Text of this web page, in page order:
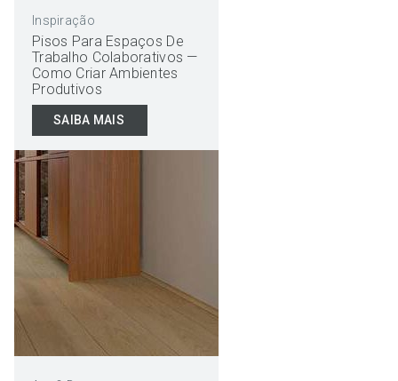
Inspiração
Pisos Para Espaços De
Trabalho Colaborativos —
Como Criar Ambientes
Produtivos
SAIBA MAIS